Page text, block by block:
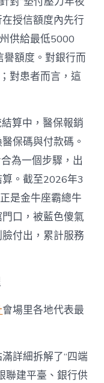
授信額度內先行
供給最低5000
額度。對銀行而
對患者而言，這
算中，醫保報銷
保碼與付款碼。
為一個步驟，出
。截至2026年3
是金牛座霸總牛
門口，被藍色傻氣
付出，累計服務
會場里各地代表最
詳細拆解了“四端
聯建平臺、銀行供